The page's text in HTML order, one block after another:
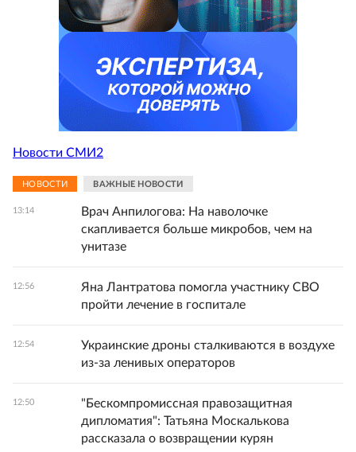
Новости СМИ2
НОВОСТИ ВАЖНЫЕ НОВОСТИ
13:14
Врач Анпилогова: На наволочке
скапливается больше микробов, чем на
унитазе
12:56
Яна Лантратова помогла участнику СВО
пройти лечение в госпитале
12:54
Украинские дроны сталкиваются в воздухе
из-за ленивых операторов
12:50
"Бескомпромиссная правозащитная
дипломатия": Татьяна Москалькова
рассказала о возвращении курян